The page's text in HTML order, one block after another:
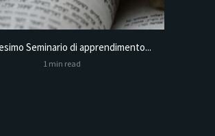
Seminario di apprendimento...
1 min read